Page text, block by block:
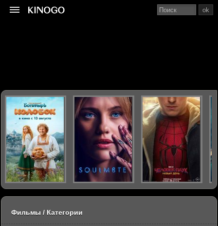
ok
Фильмы / Категории